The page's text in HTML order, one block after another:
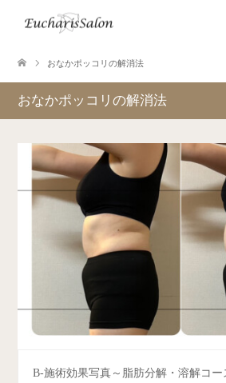
おなかポッコリの解消法
おなかポッコリの解消法
B-施術効果写真～脂肪分解・溶解コ